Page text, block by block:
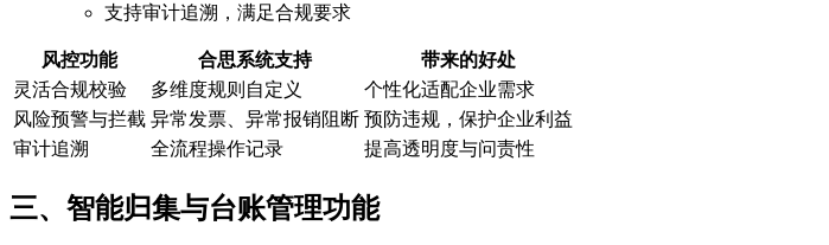
支持审计追溯，满足合规要求
风控功能 合思系统支持
带来的好处
灵活合规校验
多维度规则自定义
个性化适配企业需求
风险预警与拦截 异常发票、异常报销阻断 预防违规，保护企业利益
审计追溯
全流程操作记录 提高透明度与问责性
三、智能归集与台账管理功能